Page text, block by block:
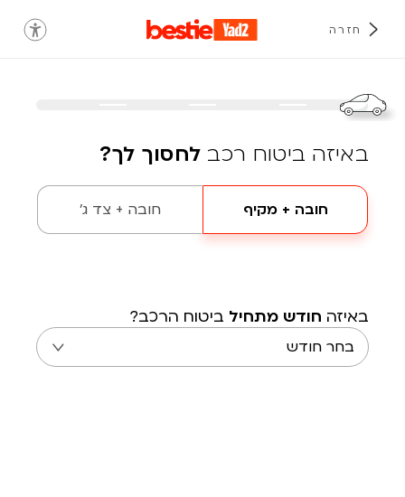
חזרה
באיזה ביטוח רכב לחסוך לך?
חובה + מקיף חובה + צד ג'
באיזה חודש מתחיל ביטוח הרכב?